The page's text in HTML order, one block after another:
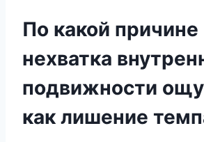
По какой причине
нехватка
подвижности
как лишение